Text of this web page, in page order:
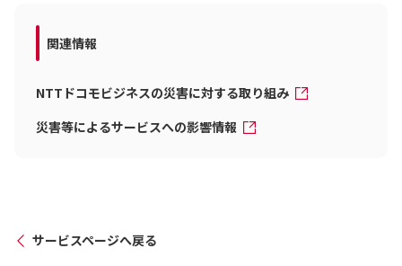
関連情報
NTTドコモビジネスの災害に対する取り組み
災害等によるサービスへの影響情報
サービスページへ戻る